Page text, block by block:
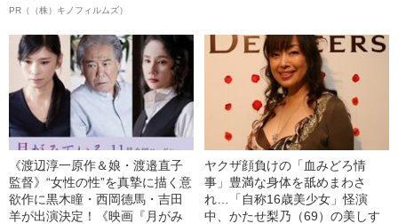
PR（（株）キノフィルムズ）
《渡辺淳一原作＆娘・渡邉直子
監督》“女性の性”を真摯に描く意
欲作に黒木瞳・西岡德馬・吉田
羊が出演決定！《映画『月がみ
ヤクザ顔負けの「血みどろ情
事」豊満な身体を舐めまわさ
れ…「自称16歳美少女」怪演
中、かたせ梨乃（69）の美しす